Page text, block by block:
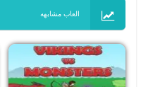
العاب مشابهه